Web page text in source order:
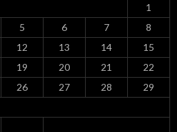
1
5 6 7
8
12 13 14
15
19 20 21
22
26 27 28
29